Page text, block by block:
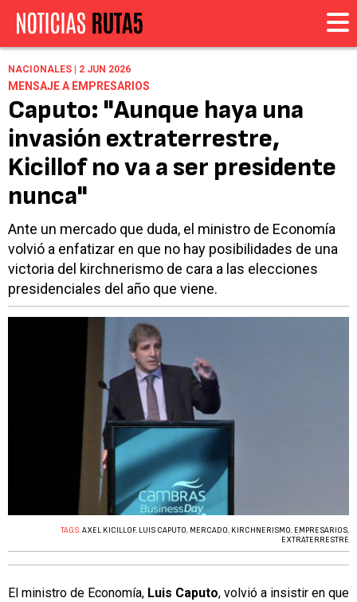
NACIONALES | 2 JUN 2026
MENSAJE A EMPRESARIOS
Caputo: "Aunque haya una
invasión extraterrestre,
Kicillof no va a ser presidente
nunca"
Ante un mercado que duda, el ministro de Economía
volvió a enfatizar en que no hay posibilidades de una
victoria del kirchnerismo de cara a las elecciones
presidenciales del año que viene.
TAGS:AXEL KICILLOF, LUIS CAPUTO, MERCADO, KIRCHNERISMO, EMPRESARIOS,
EXTRATERRESTRE
El ministro de Economía, Luis Caputo, volvió a insistir en que